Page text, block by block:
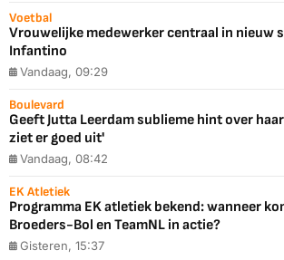
Voetbal
Vrouwelijke medewerker centraal in nieuw
Infantino
Vandaag, 09:29
Boulevard
Geeft Jutta Leerdam sublieme hint over
ziet er goed uit'
Vandaag, 08:42
EK Atletiek
Programma EK atletiek bekend: wanneer
Broeders-Bol en TeamNL in actie?
Gisteren, 15:37